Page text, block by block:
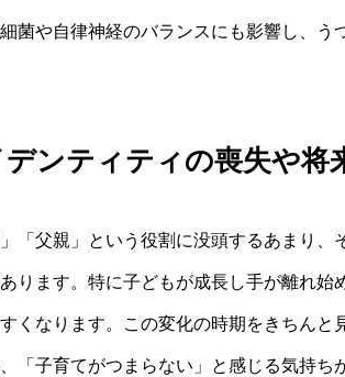
菌や自律神経のバランスにも影響し、う
デンティティの喪失や将
」「父親」という役割に没頭するあまり
ります。特に子どもが成長し手が離れ
くなります。この変化の時期をきちん
「子育てがつまらない」と感じる気持ち